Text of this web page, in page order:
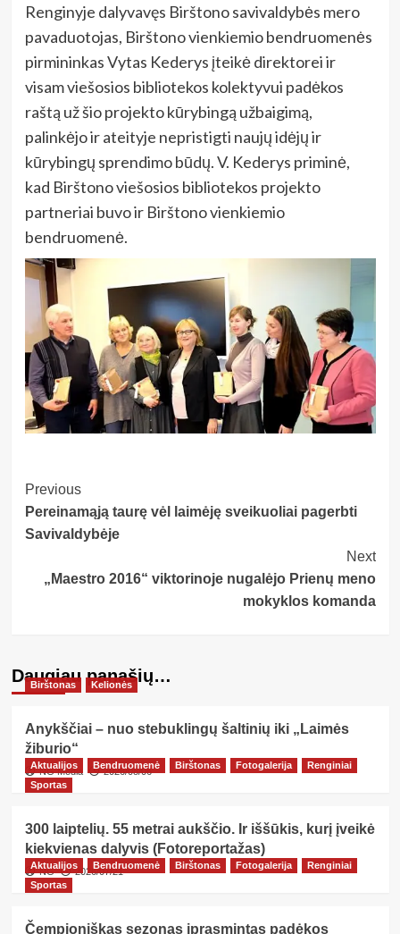
Renginyje dalyvavęs Birštono savivaldybės mero
pavaduotojas, Birštono vienkiemio bendruomenės
pirmininkas Vytas Kederys įteikė direktorei ir
visam viešosios bibliotekos kolektyvui padėkos
raštą už šio projekto kūrybingą užbaigimą,
palinkėjo ir ateityje nepristigti naujų idėjų ir
kūrybingų sprendimo būdų. V. Kederys priminė,
kad Birštono viešosios bibliotekos projekto
partneriai buvo ir Birštono vienkiemio
bendruomenė.
Post
Navigation
Previous
Pereinamąją taurę vėl laimėję sveikuoliai pagerbti
Savivaldybėje
Next
„Maestro 2016“ viktorinoje nugalėjo Prienų meno
mokyklos komanda
Daugiau panašių…
Birštonas Kelionės
Anykščiai – nuo stebuklingų šaltinių iki „Laimės
žiburio“
NG Media 2026/08/06
Aktualijos Bendruomenė Birštonas Fotogalerija
Renginiai
Sportas
300 laiptelių. 55 metrai aukščio. Ir iššūkis, kurį įveikė
kiekvienas dalyvis (Fotoreportažas)
NG 2026/07/21
Aktualijos Bendruomenė Birštonas Fotogalerija
Renginiai
Sportas
Čempioniškas sezonas įprasmintas padėkos